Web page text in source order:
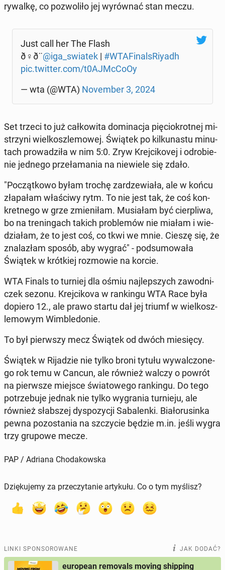
rywalkę, co po­zwo­li­ło jej wy­rów­nać stan meczu.
Just call her The Flash
ð‍♀️ð¨@iga_swiatek | #WTA­Fi­nal­sRiy­adh
pic.twitter.com/t0AJMc­Co­Oy
— wta (@WTA) No­vem­ber 3, 2024
Set trzeci to już cał­ko­wi­ta do­mi­na­cja pię­cio­krot­nej mi­
strzy­ni wiel­kosz­le­mo­wej. Świątek po kil­ku­na­stu mi­nu­
tach pro­wa­dzi­ła w nim 5:0. Zryw Krej­ci­ko­vej i od­ro­bie­
nie jednego prze­ła­ma­nia na nie­wie­le się zdało.
"Po­cząt­ko­wo byłam trochę za­rdze­wia­ła, ale w końcu
zła­pa­łam wła­ści­wy rytm. To nie jest tak, że coś kon­
kret­ne­go w grze zmie­ni­łam. Mu­sia­łam być cier­pli­wa,
bo na tre­nin­gach takich pro­ble­mów nie miałam i wie­
dzia­łam, że to jest coś, co tkwi we mnie. Cieszę się, że
zna­la­złam sposób, aby wygrać" - pod­su­mo­wa­ła
Świątek w krót­kiej roz­mo­wie na korcie.
WTA Finals to turniej dla ośmiu naj­lep­szych za­wod­ni­
czek sezonu. Krej­ci­ko­va w ran­kin­gu WTA Race była
dopiero 12., ale prawo startu dał jej triumf w wiel­kosz­
le­mo­wym Wim­ble­do­nie.
To był pierw­szy mecz Świątek od dwóch mie­się­cy.
Świątek w Ri­ja­dzie nie tylko broni tytułu wy­wal­czo­ne­
go rok temu w Cancun, ale również walczy o powrót
na pierw­sze miejsce świa­to­we­go ran­kin­gu. Do tego
po­trze­bu­je jednak nie tylko wy­gra­nia tur­nie­ju, ale
również słab­szej dys­po­zy­cji Sa­ba­len­ki. Bia­ło­ru­sin­ka
pewna po­zo­sta­nia na szczy­cie będzie m.in. jeśli wygra
trzy grupowe mecze.
PAP / Adriana Chodakowska
Dziękujemy za przeczytanie artykułu. Co o tym myślisz?
LINKI SPONSOROWANE JAK DODAĆ?
european removals moving shipping